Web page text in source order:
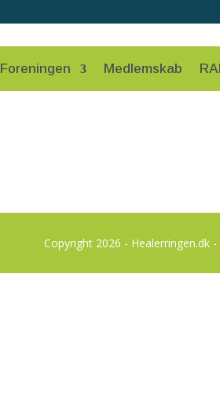
Foreningen Medlemskab
Copyright 2026 - Healerringen.dk -